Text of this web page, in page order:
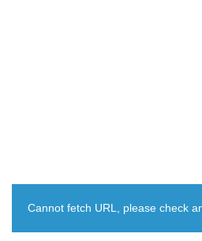
Cannot fetch URL, please check